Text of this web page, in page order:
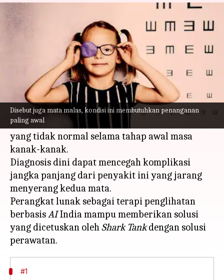
Disebut juga mata malas, kondisi ini membutuhkan penanganan
paling awal
Shark Tank: Solusi berbasis AI
untuk mengobati mata malas
Feb 20, 2023 03:21 pm
Apa ceritanya
Amblyopia , atau mata malas, adalah kondisi
kesehatan di mana penglihatan salah satu mata
berkurang karena perkembangan penglihatan
yang tidak normal selama tahap awal masa
kanak-kanak.
Diagnosis dini dapat mencegah komplikasi
jangka panjang dari penyakit ini yang jarang
menyerang kedua mata.
Perangkat lunak sebagai terapi penglihatan
berbasisAIIndia mampu memberikan solusi
yang dicetuskan olehShark Tankdengan solusi
#1